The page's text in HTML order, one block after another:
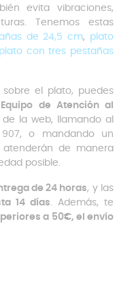
evita vibraciones,
Tenemos estas
de 24,5 cm, plato
plato con tres pestañas
el plato, puedes
Equipo de Atención al
la web, llamando al
o mandando un
atenderán de manera
posible.
de 24 horas, y las
14 días. Además, te
a 50€, el envío